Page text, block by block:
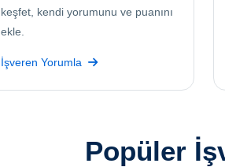
keşfet, kendi yorumunu ve puanını
ekle.
İşveren Yorumla
Popüler